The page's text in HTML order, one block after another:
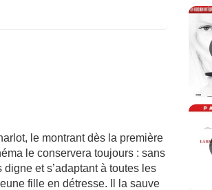
le montrant dès la première
le conservera toujours : sans
et s’adaptant à toutes les
fille en détresse. Il la sauve